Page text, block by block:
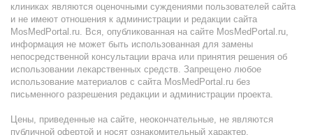
клиниках являются оценочными суждениями пользователей сайта
и не имеют отношения к администрации и редакции сайта
MosMedPortal.ru. Вся, опубликованная на сайте MosMedPortal.ru,
информация не может быть использованная для замены
непосредственной консультации врача или принятия решения об
использовании лекарственных средств. Запрещено любое
использование материалов с сайта MosMedPortal.ru без
письменного разрешения редакции и администрации проекта.
Цены, приведенные на сайте, неокончательные, не являются
публичной офертой и носят ознакомительный характер.